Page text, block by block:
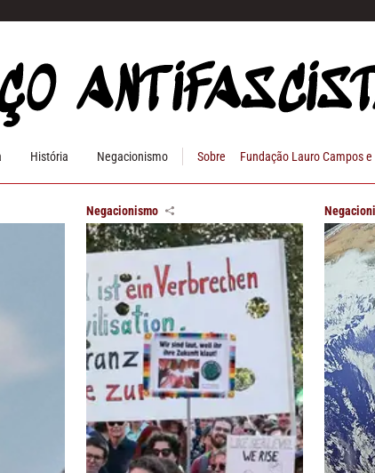
História Negacionismo Sobre Fundação Lauro Campos
Negacionismo